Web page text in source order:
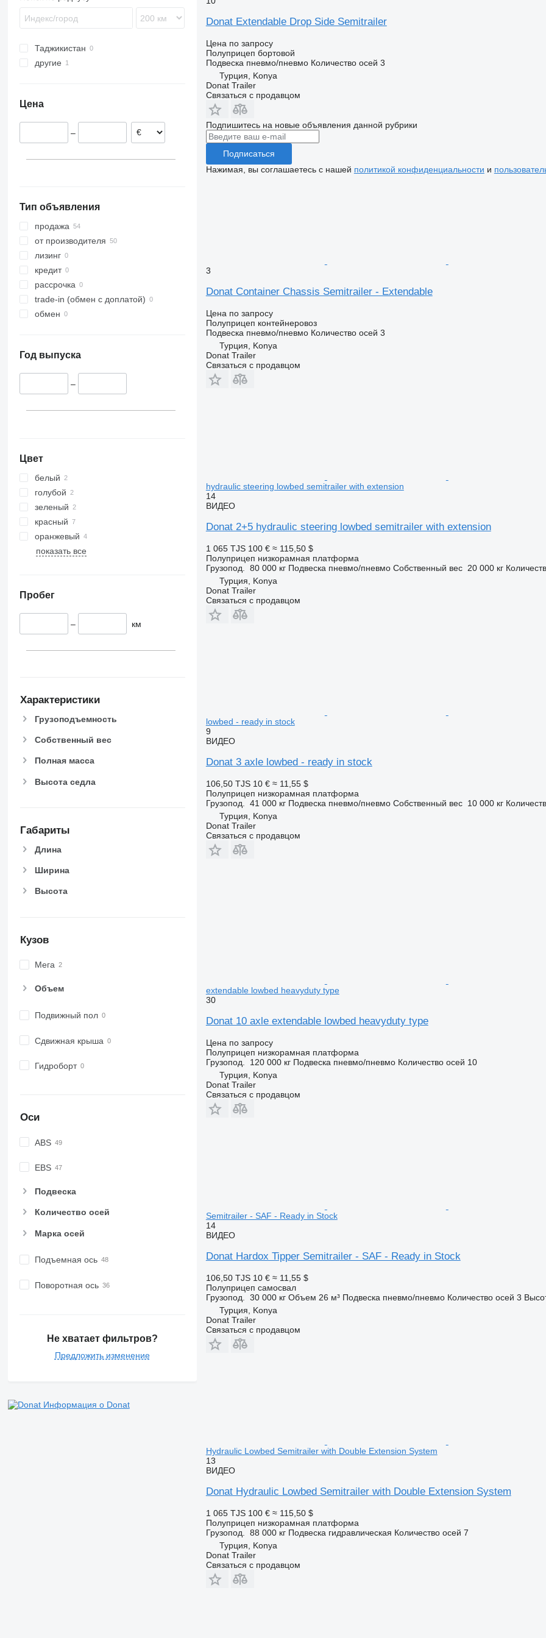
SKO
SPR
Таджикистан
другие
Цена
–
Тип объявления
продажа
от производителя
лизинг
кредит
рассрочка
trade-in (обмен с доплатой)
обмен
Год выпуска
–
Цвет
белый
голубой
зеленый
красный
оранжевый
показать все
Пробег
– км
Характеристики
Грузоподъемность
Собственный вес
Полная масса
Высота седла
Габариты
Длина
Ширина
Высота
Кузов
Мега
Объем
Подвижный пол
Сдвижная крыша
Гидроборт
Оси
ABS
EBS
Подвеска
Количество осей
Марка осей
Подъемная ось
Поворотная ось
Не хватает фильтров?
Предложить изменение
Информация о Donat
Donat Extendable Drop Side Semitrailer
Цена по запросу
Полуприцеп бортовой
Подвеска пневмо/пневмо Количество осей 3
Турция, Konya
Donat Trailer
Связаться с продавцом
Подпишитесь на новые объявления данной рубрики
Подписаться
Нажимая, вы соглашаетесь с нашей политикой конфиденциальности и
3
Donat Container Chassis Semitrailer - Extendable
Цена по запросу
Полуприцеп контейнеровоз
Подвеска пневмо/пневмо Количество осей 3
Турция, Konya
Donat Trailer
Связаться с продавцом
hydraulic steering lowbed semitrailer with extension
14
ВИДЕО
Donat 2+5 hydraulic steering lowbed semitrailer with extension
1 065 TJS 100 € ≈ 115,50 $
Полуприцеп низкорамная платформа
Грузопод.
80 000 кг Подвеска пневмо/пневмо Собственный вес 20 000 кг
Турция, Konya
Donat Trailer
Связаться с продавцом
lowbed - ready in stock
9
ВИДЕО
Donat 3 axle lowbed - ready in stock
106,50 TJS 10 € ≈ 11,55 $
Полуприцеп низкорамная платформа
Грузопод.
41 000 кг Подвеска пневмо/пневмо Собственный вес 10 000 кг
Турция, Konya
Donat Trailer
Связаться с продавцом
extendable lowbed heavyduty type
30
Donat 10 axle extendable lowbed heavyduty type
Цена по запросу
Полуприцеп низкорамная платформа
Грузопод.
120 000 кг Подвеска пневмо/пневмо Количество осей 10
Турция, Konya
Donat Trailer
Связаться с продавцом
Semitrailer - SAF - Ready in Stock
14
ВИДЕО
Donat Hardox Tipper Semitrailer - SAF - Ready in Stock
106,50 TJS 10 € ≈ 11,55 $
Полуприцеп самосвал
Грузопод.
30 000 кг Объем 26 м³ Подвеска пневмо/пневмо Количество осей 3
Турция, Konya
Donat Trailer
Связаться с продавцом
Hydraulic Lowbed Semitrailer with Double Extension System
13
ВИДЕО
Donat Hydraulic Lowbed Semitrailer with Double Extension System
1 065 TJS 100 € ≈ 115,50 $
Полуприцеп низкорамная платформа
Грузопод.
88 000 кг Подвеска гидравлическая Количество осей 7
Турция, Konya
Donat Trailer
Связаться с продавцом